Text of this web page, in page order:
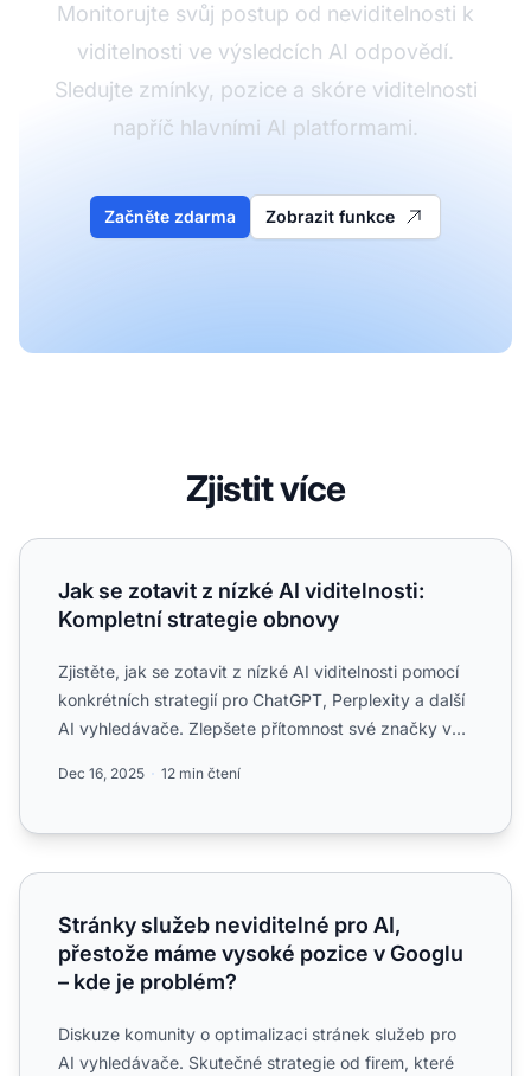
Monitorujte svůj postup od neviditelnosti k
viditelnosti ve výsledcích AI odpovědí.
Sledujte zmínky, pozice a skóre viditelnosti
napříč hlavními AI platformami.
Začněte zdarma Zobrazit funkce
Zjistit více
Jak se zotavit z nízké AI viditelnosti: Kompletní strategie
Jak se zotavit z nízké AI viditelnosti:
Kompletní strategie obnovy
Zjistěte, jak se zotavit z nízké AI viditelnosti pomocí
konkrétních strategií pro ChatGPT, Perplexity a další
AI vyhledávače. Zlepšete přítomnost své značky v
Dec 16, 2025 12 min čtení
Stránky služeb neviditelné pro AI, přestože máme
Stránky služeb neviditelné pro AI,
přestože máme vysoké pozice v Googlu
– kde je problém?
Diskuze komunity o optimalizaci stránek služeb pro
AI vyhledávače. Skutečné strategie od firem, které